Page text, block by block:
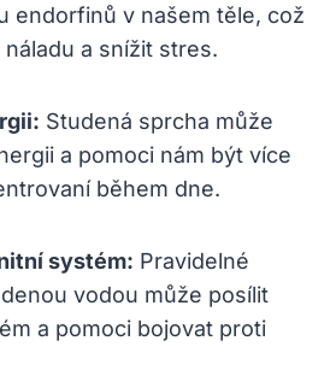
endorfinů v našem těle, což
a snížit stres.
Studená sprcha může
a pomoci nám být více
během dne.
systém: Pravidelné
vodou může posílit
a pomoci bojovat proti